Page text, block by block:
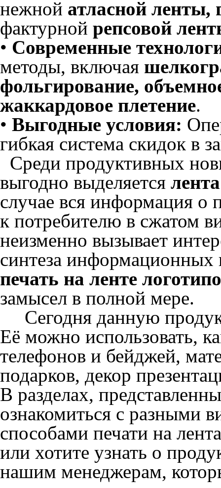
нежной атласной ленты,
фактурной репсовой
• Современные
методы, включая
фольгирование,
жаккардовое плетение.
• Выгодные условия:
гибкая система скидок в
Среди продуктивных
выгодно выделяется
случае вся информация о
к потребителю в сжатом
неизменно вызывает
синтеза информационных
печать на ленте
замысел в полной мере.
Сегодня данную
Её можно использовать,
телефонов и бейджей,
подарков, декор
В разделах,
ознакомиться с разными
способами печати на
или хотите узнать о
нашим менеджерам,